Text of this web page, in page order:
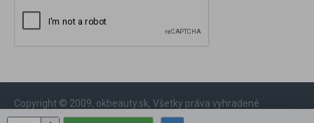
Copyright © 2009, okbeauty.sk, Všetky práva vyhradené